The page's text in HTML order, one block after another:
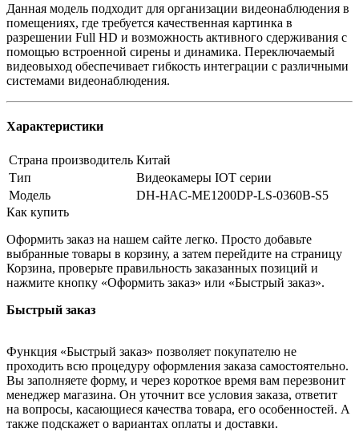
Данная модель подходит для организации видеонаблюдения в
помещениях, где требуется качественная картинка в
разрешении Full HD и возможность активного сдерживания с
помощью встроенной сирены и динамика. Переключаемый
видеовыход обеспечивает гибкость интеграции с различными
системами видеонаблюдения.
Характеристики
Страна производитель Китай
Тип
Видеокамеры IOT серии
Модель
DH-HAC-ME1200DP-LS-0360B-S5
Как купить
Оформить заказ на нашем сайте легко. Просто добавьте
выбранные товары в корзину, а затем перейдите на страницу
Корзина, проверьте правильность заказанных позиций и
нажмите кнопку «Оформить заказ» или «Быстрый заказ».
Быстрый заказ
Функция «Быстрый заказ» позволяет покупателю не
проходить всю процедуру оформления заказа самостоятельно.
Вы заполняете форму, и через короткое время вам перезвонит
менеджер магазина. Он уточнит все условия заказа, ответит
на вопросы, касающиеся качества товара, его особенностей. А
также подскажет о вариантах оплаты и доставки.